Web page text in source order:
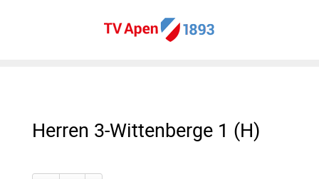
Herren 3-Wittenberge 1 (H)